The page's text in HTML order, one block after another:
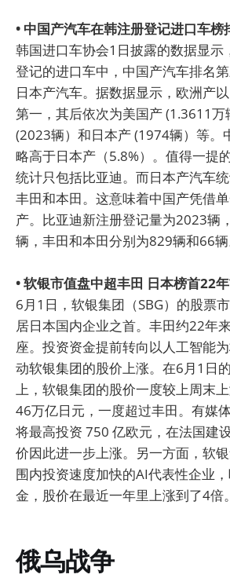
• 中国产汽车在韩注册登记进口车榜
韩国进口车协会1日披露的数据显示
登记的进口车中，中国产汽车排名
日本产汽车。据数据显示，欧洲产
第一，其后依次为美国产 (1.3611万
(2023辆）和日本产 (1974辆）等。
略高于日本产（5.8%）。值得一提
统计只包括比亚迪。而日本产汽车统
丰田和本田。这意味着中国产凭借
产。比亚迪新注册登记量为2023辆
辆，丰田和本田分别为829辆和66辆
• 软银市值盘中超丰田 日本榜首22年
6月1日，软银集团（SBG）的股票
居日本国内企业之首。丰田约22年
座。投资资金提前转向以人工智能
动软银集团的股价上涨。在6月1日
上，软银集团的股价一度较上周末
46万亿日元，一度超过丰田。有媒
将最高投资 750 亿欧元，在法国建
价因此进一步上涨。另一方面，软
围内投资速度加快的AI代表性企业
金，股价在最近一年里上涨到了4倍。
俄乌战争